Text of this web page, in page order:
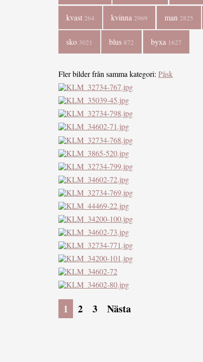
kvast 264 kvinna 2969 man 2825
sko 3021 blus 872 byxa 1627
Fler bilder från samma kategori: Påsk
1 2 3 Nästa